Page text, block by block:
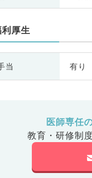
厚生
当 有り
医師専任
教育・研修制